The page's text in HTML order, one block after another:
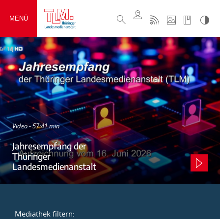
MENÜ
Video - 57:41 min
Jahresempfang der
Thüringer
Landesmedienanstalt
Mediathek filtern: